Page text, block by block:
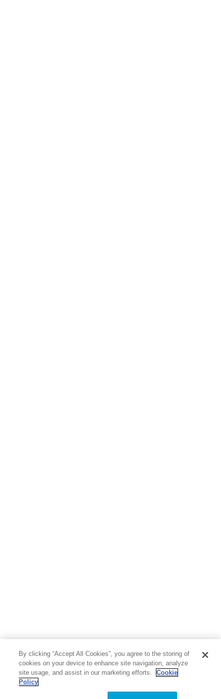
By clicking “Accept All Cookies”, you agree to the storing of
cookies on your device to enhance site navigation, analyze
site usage, and assist in our marketing efforts.
Cookie
Policy